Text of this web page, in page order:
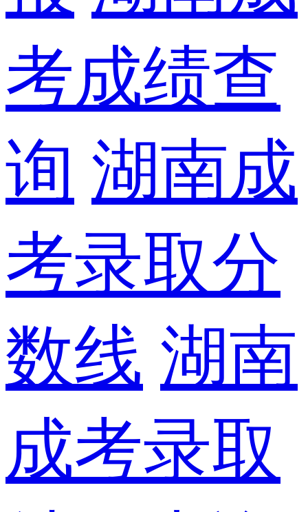
考成绩查
询 湖南成
考录取分
数线 湖南
成考录取